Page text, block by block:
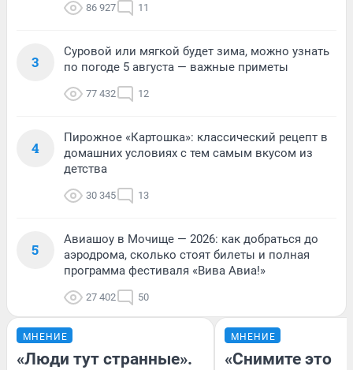
86 927 11
3
Суровой или мягкой будет зима, можно узнать
по погоде 5 августа — важные приметы
77 432 12
4
Пирожное «Картошка»: классический рецепт в
домашних условиях с тем самым вкусом из
детства
30 345 13
5
Авиашоу в Мочище — 2026: как добраться до
аэродрома, сколько стоят билеты и полная
программа фестиваля «Вива Авиа!»
27 402 50
МНЕНИЕ
«Люди тут странные».
МНЕНИЕ
«Снимите это